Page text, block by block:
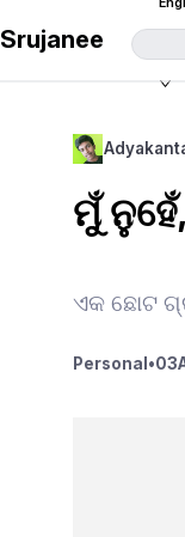
Srujanee
ମୁଁ
ଏକ ଛୋଟ
Personal •03